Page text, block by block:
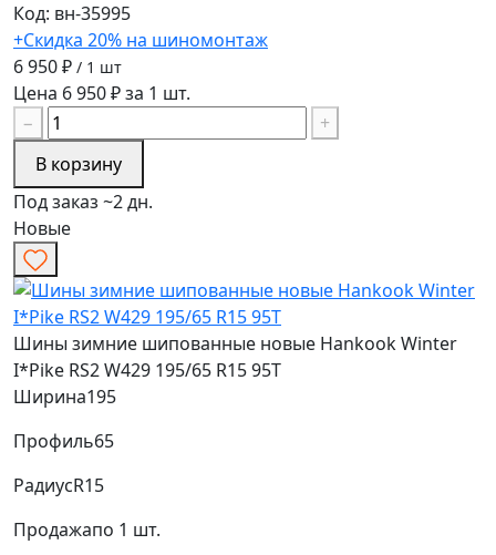
Код: вн-35995
+Скидка 20% на шиномонтаж
6 950 ₽ / 1 шт
Цена 6 950 ₽ за 1 шт.
−
+
В корзину
Под заказ ~2 дн.
Новые
Шины зимние шипованные новые Hankook Winter
I*Pike RS2 W429 195/65 R15 95T
Ширина195
Профиль65
РадиусR15
Продажапо 1 шт.